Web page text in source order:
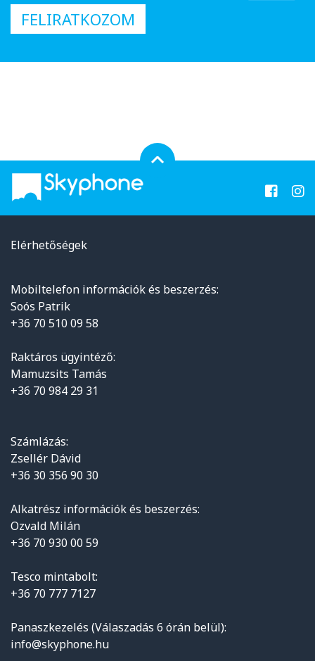
FELIRATKOZOM
Elérhetőségek
Mobiltelefon információk és beszerzés:
Soós Patrik
+36 70 510 09 58
Raktáros ügyintéző:
Mamuzsits Tamás
+36 70 984 29 31
Számlázás:
Zsellér Dávid
+36 30 356 90 30
Alkatrész információk és beszerzés:
Ozvald Milán
+36 70 930 00 59
Tesco mintabolt:
+36 70 777 7127
Panaszkezelés (Válaszadás 6 órán belül):
info@skyphone.hu